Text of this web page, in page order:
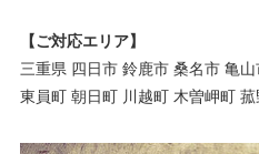
【ご対応エリア】
三重県 四日市 鈴鹿市 桑名市 亀
東員町 朝日町 川越町 木曽岬町 菰